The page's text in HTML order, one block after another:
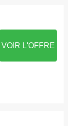
VOIR L'OFFRE